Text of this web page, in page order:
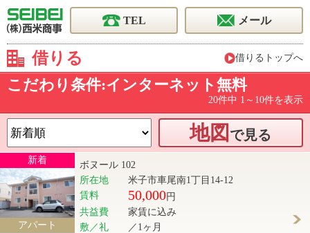
TEL メール
借りる 借りるトップへ
こだわり条件:インターネット無料
20件中 1～10件を表示
地図 で見る
新着
アパート
ボヌール 102
所在地
米子市車尾南1丁目14-12
賃料
50,000円
共益費
家賃に込み
敷／礼
／1ヶ月